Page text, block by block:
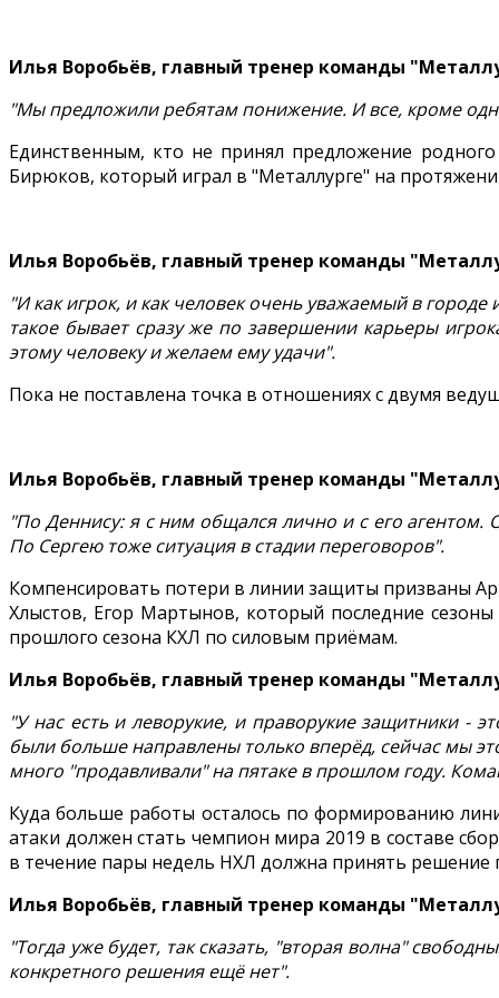
Илья Воробьёв, главный тренер команды
"Мы предложили ребятам понижение. И все, кроме
Единственным, кто не принял предложение
Бирюков, который играл в "Металлурге" на
Илья Воробьёв, главный тренер команды
"И как игрок, и как человек очень уважаемый в
такое бывает сразу же по завершении карьеры
этому человеку и желаем ему удачи".
Пока не поставлена точка в отношениях с двумя
Илья Воробьёв, главный тренер команды
"По Деннису: я с ним общался лично и с его
По Сергею тоже ситуация в стадии переговоров".
Компенсировать потери в линии защиты призваны
Хлыстов, Егор Мартынов, который последние
прошлого сезона КХЛ по силовым приёмам.
Илья Воробьёв, главный тренер команды
"У нас есть и леворукие, и праворукие защитники -
были больше направлены только вперёд, сейчас мы
много "продавливали" на пятаке в прошлом году.
Куда больше работы осталось по формированию
атаки должен стать чемпион мира 2019 в составе
в течение пары недель НХЛ должна принять решение
Илья Воробьёв, главный тренер команды
"Тогда уже будет, так сказать, "вторая волна"
конкретного решения ещё нет".